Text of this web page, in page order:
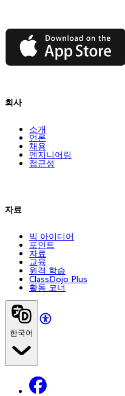
App Store
회사
소개
언론
채용
엔지니어링
접근성
자료
빅 아이디어
포인트
자료
교육
원격 학습
ClassDojo Plus
활동 코너
한국어
Facebook